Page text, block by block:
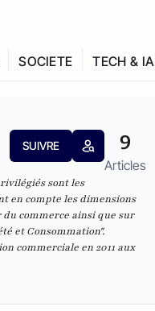
SOCIETE TECH & IA
SUIVRE 9
Articles
sont les
en compte les dimensions
du commerce ainsi que sur
et Consommation".
commerciale en 2011 aux